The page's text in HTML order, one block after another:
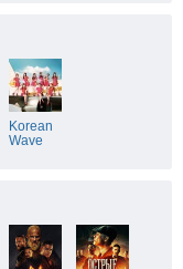
Korean
Wave